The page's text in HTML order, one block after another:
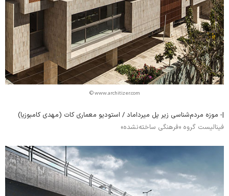
© www.architizer.com
|- موزه مردم‌شناسی زیر پل میرداماد / استودیو معماری کات (مهدی کامبوزیا)
فینالیست گروه «فرهنگی ساخته‌نشده»